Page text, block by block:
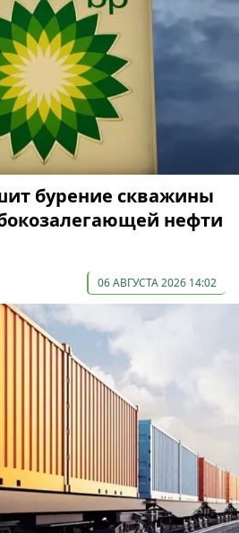
бурение скважины
нефти
06 АВГУСТА 2026 14:02